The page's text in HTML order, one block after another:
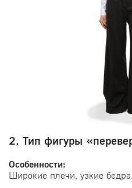
2. Тип фигуры
Особенности:
Широкие плечи, узкие бедра.